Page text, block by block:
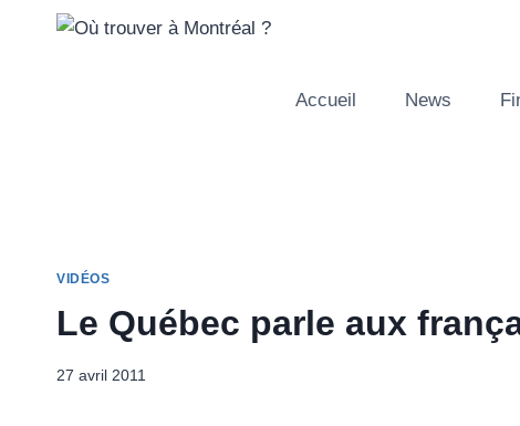
Accueil
News
VIDÉOS
Le Québec parle aux
27 avril 2011